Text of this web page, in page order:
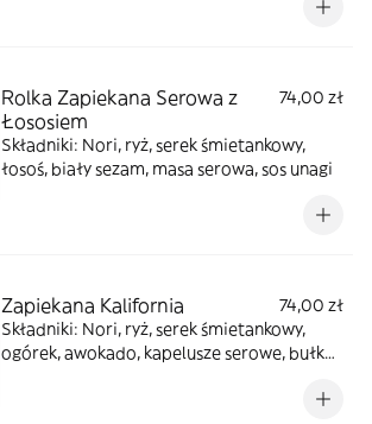
Rolka Zapiekana Serowa z
Łososiem
74,00 zł
Składniki: Nori, ryż, serek śmietankowy,
łosoś, biały sezam, masa serowa, sos unagi
Zapiekana Kalifornia
74,00 zł
Składniki: Nori, ryż, serek śmietankowy,
ogórek, awokado, kapelusze serowe, bułka